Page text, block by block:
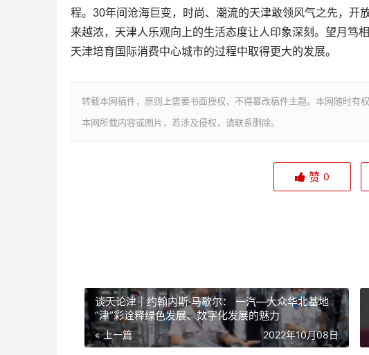
程。30年间沧海巨变，时尚、潮流的天津敢领风气之先，开
来越浓，天津人乐观向上的生活态度让人印象深刻。望月笃
天津培育国际消费中心城市的过程中取得更大的发展。
转载本网稿件，原则上需要书面授权，不得篡改稿件主题。本网随时有
本网所载内容或图片，若涉及侵权，请联系删除。
赞 0
谈天论津｜约翰内斯·马歇尔： 一汽—大众华北基地
“津”彩诠释绿色发展、数字化发展的魅力
« 上一篇 2022年10月08日